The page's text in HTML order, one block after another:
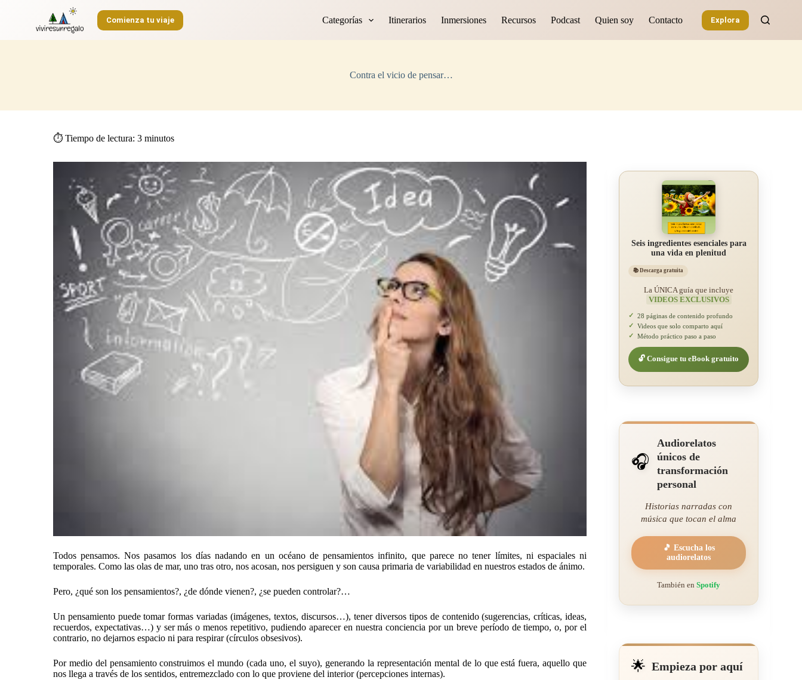
t
Comienza tu viaje Categorías Itinerarios Inmersiones Recursos Podcast Quien soy Contacto Explora
Contra el vicio de pensar…
⏱️ Tiempo de lectura: 3 minutos
Todos pensamos. Nos pasamos los días nadando en un océano de pensamientos infinito, que parece no tener límites, ni espaciales ni
temporales. Como las olas de mar, uno tras otro, nos acosan, nos persiguen y son causa primaria de variabilidad en nuestros estados de ánimo.
Pero, ¿qué son los pensamientos?, ¿de dónde vienen?, ¿se pueden controlar?…
Un pensamiento puede tomar formas variadas (imágenes, textos, discursos…), tener diversos tipos de contenido (sugerencias, críticas, ideas,
recuerdos, expectativas…) y ser más o menos repetitivo, pudiendo aparecer en nuestra conciencia por un breve período de tiempo, o, por el
contrario, no dejarnos espacio ni para respirar (círculos obsesivos).
Por medio del pensamiento construimos el mundo (cada uno, el suyo), generando la representación mental de lo que está fuera, aquello que
nos llega a través de los sentidos, entremezclado con lo que proviene del interior (percepciones internas).
Seis ingredientes esenciales para
una vida en plenitud
📚 Descarga gratuita
La ÚNICA guía que incluye
VIDEOS EXCLUSIVOS
✓
28 páginas de contenido profundo
✓
Videos que solo comparto aquí
✓
Método práctico paso a paso
🔓 Consigue tu eBook gratuito
🎧
Audiorelatos
únicos de
transformación
personal
Historias narradas con
música que tocan el alma
🎵 Escucha los
audiorelatos
También enSpotify
🌟 Empieza por aquí